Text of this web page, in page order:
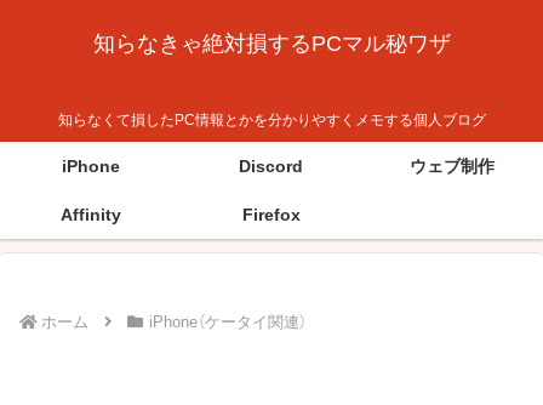
知らなきゃ絶対損するPCマル秘ワザ
知らなくて損したPC情報とかを分かりやすくメモする個人ブログ
iPhone Discord ウェブ制作
Affinity Firefox
ホーム iPhone（ケータイ関連）